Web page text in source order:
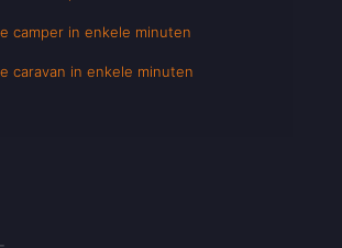
camper in enkele minuten
caravan in enkele minuten